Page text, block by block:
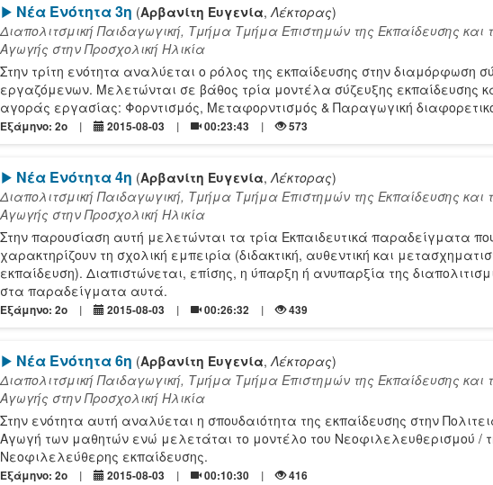
[Play]
Νέα Ενότητα 3η (Αρβανίτη Ευγενία,Λέκτορας)
Διαπολιτσμική Παιδαγωγική, Τμήμα Τμήμα Επιστημών της Εκπαίδευσης και
Αγωγής στην Προσχολική Ηλικία
Στην τρίτη ενότητα αναλύεται ο ρόλος της εκπαίδευσης στην διαμόρφωση
εργαζόμενων. Μελετώνται σε βάθος τρία μοντέλα σύζευξης εκπαίδευσης
αγοράς εργασίας: Φορντισμός, Μεταφορντισμός & Παραγωγική
Εξάμηνο: 2o 2015-08-03 00:23:43 573
[Play]
Νέα Ενότητα 4η (Αρβανίτη Ευγενία,Λέκτορας)
Διαπολιτσμική Παιδαγωγική, Τμήμα Τμήμα Επιστημών της Εκπαίδευσης και
Αγωγής στην Προσχολική Ηλικία
Στην παρουσίαση αυτή μελετώνται τα τρία Εκπαιδευτικά παραδείγματα
χαρακτηρίζουν τη σχολική εμπειρία (διδακτική, αυθεντική και
εκπαίδευση). Διαπιστώνεται, επίσης, η ύπαρξη ή ανυπαρξία της
στα παραδείγματα αυτά.
Εξάμηνο: 2o 2015-08-03 00:26:32 439
[Play]
Νέα Ενότητα 6η (Αρβανίτη Ευγενία,Λέκτορας)
Διαπολιτσμική Παιδαγωγική, Τμήμα Τμήμα Επιστημών της Εκπαίδευσης και
Αγωγής στην Προσχολική Ηλικία
Στην ενότητα αυτή αναλύεται η σπουδαιότητα της εκπαίδευσης στην
Αγωγή των μαθητών ενώ μελετάται το μοντέλο του Νεοφιλελευθερισμού /
Νεοφιλελεύθερης εκπαίδευσης.
Εξάμηνο: 2o 2015-08-03 00:10:30 416